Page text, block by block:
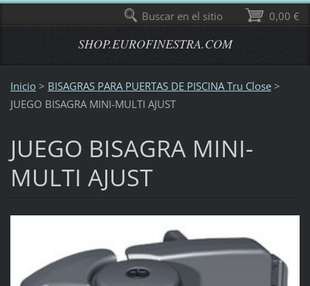
SHOP.EUROFINESTRA.COM
Inicio > BISAGRAS PARA PUERTAS DE PISCINA Tru Close >
JUEGO BISAGRA MINI-MULTI AJUST
JUEGO BISAGRA MINI-
MULTI AJUST
0,00 €
Buscar en el sitio